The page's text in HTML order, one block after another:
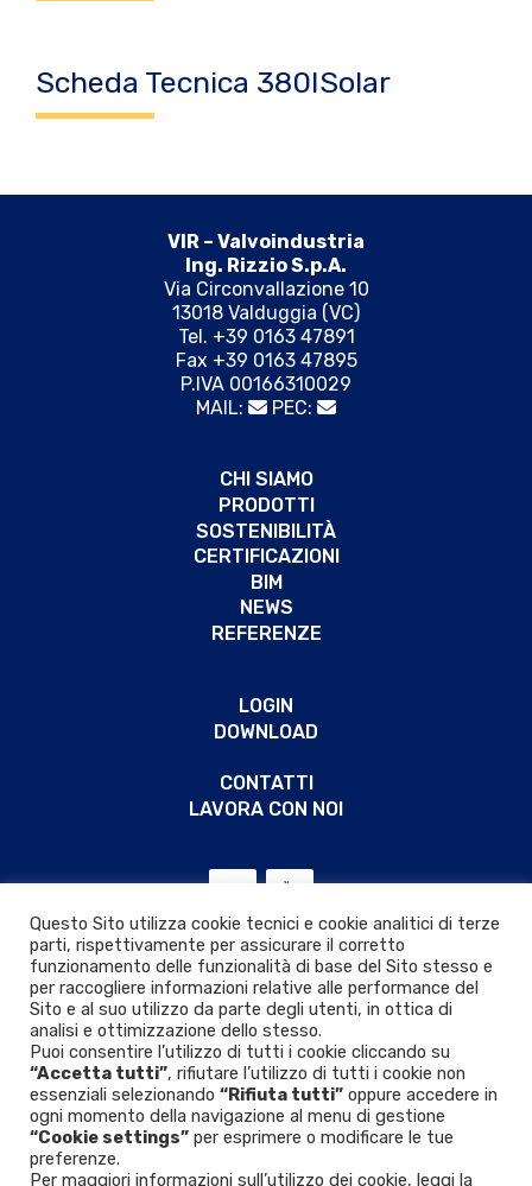
Scheda Tecnica 380ISolar
VIR – Valvoindustria
Ing. Rizzio S.p.A.
Via Circonvallazione 10
13018 Valduggia (VC)
Tel. +39 0163 47891
Fax +39 0163 47895
P.IVA 00166310029
MAIL:
PEC:
CHI SIAMO
PRODOTTI
SOSTENIBILITÀ
CERTIFICAZIONI
BIM
NEWS
REFERENZE
LOGIN
DOWNLOAD
CONTATTI
LAVORA CON NOI
Privacy & Cookie policy
Questo Sito utilizza cookie tecnici e cookie analitici di terze
parti, rispettivamente per assicurare il corretto
funzionamento delle funzionalità di base del Sito stesso e
per raccogliere informazioni relative alle performance del
Sito e al suo utilizzo da parte degli utenti, in ottica di
analisi e ottimizzazione dello stesso.
Puoi consentire l’utilizzo di tutti i cookie cliccando su
“Accetta tutti”, rifiutare l’utilizzo di tutti i cookie non
essenziali selezionando “Rifiuta tutti” oppure accedere in
ogni momento della navigazione al menu di gestione
“Cookie settings” per esprimere o modificare le tue
preferenze.
Per maggiori informazioni sull’utilizzo dei cookie, leggi la